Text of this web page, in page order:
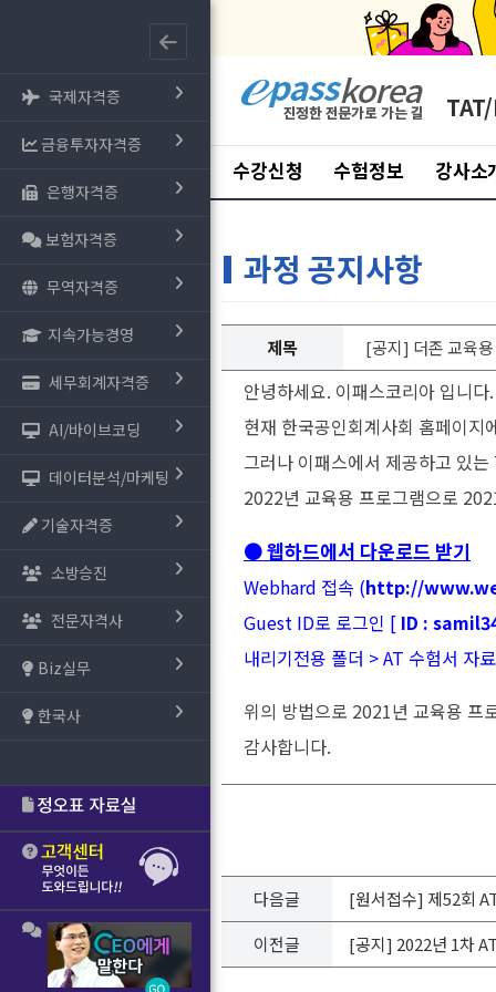
국제자격증
금융투자자격증
은행자격증
보험자격증
무역자격증
지속가능경영
세무회계자격증
AI/바이브코딩
데이터분석/마케팅
기술자격증
소방승진
전문자격사
Biz실무
한국사
수강신청 수험정보 강사소
과정 공지사항
제목 [공지] 더존 교육
안녕하세요. 이패스코리아 입니다.
현재 한국공인회계사회 홈페이
그러나 이패스에서 제공하고 있
2022년 교육용 프로그램으로
● 웹하드에서 다운로드 받기
Webhard 접속 (http://
Guest ID로 로그인 [ ID :
내리기전용 폴더 > AT 수험서
위의 방법으로 2021년 교육용 프
감사합니다.
다음글
[원서접수] 제52회
이전글
[공지] 2022년 1차